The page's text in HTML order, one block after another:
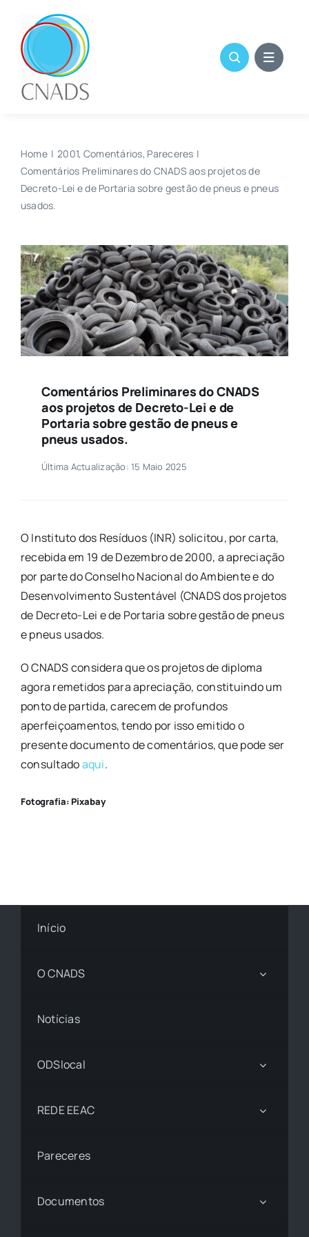
content
Home 2001 Comentários Pareceres
Comentários Preliminares do CNADS aos projetos de
Decreto-Lei e de Portaria sobre gestão de pneus e pneus
usados.
Comentários Preliminares do CNADS
aos projetos de Decreto-Lei e de
Portaria sobre gestão de pneus e
pneus usados.
Última Actualização: 15 Maio 2025
O Instituto dos Resíduos (INR) solicitou, por carta,
recebida em 19 de Dezembro de 2000, a apreciação
por parte do Conselho Nacional do Ambiente e do
Desenvolvimento Sustentável (CNADS dos projetos
de Decreto-Lei e de Portaria sobre gestão de pneus
e pneus usados.
O CNADS considera que os projetos de diploma
agora remetidos para apreciação, constituindo um
ponto de partida, carecem de profundos
aperfeiçoamentos, tendo por isso emitido o
presente documento de comentários, que pode ser
consultadoaqui.
Fotografia: Pixabay
Início
O CNADS
Notícias
ODSlocal
REDE EEAC
Pareceres
Documentos